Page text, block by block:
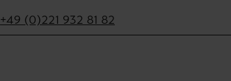
+49 (0)221 932 81 82